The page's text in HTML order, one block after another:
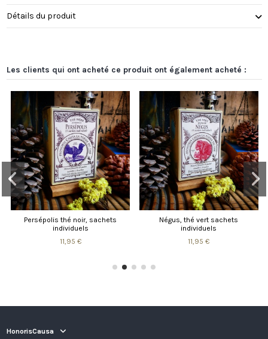
Détails du produit
Les clients qui ont acheté ce produit ont également acheté :
Persépolis thé noir, sachets
individuels
11,95 €
Négus, thé vert sachets
individuels
11,95 €
HonorisCausa